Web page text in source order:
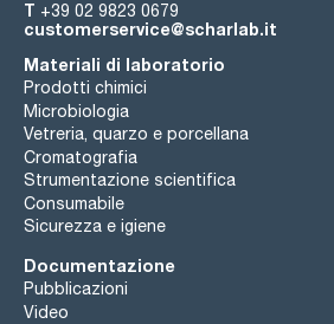
T +39 02 9823 0679
customerservice@scharlab.it
Materiali di laboratorio
Prodotti chimici
Microbiologia
Vetreria, quarzo e porcellana
Cromatografia
Strumentazione scientifica
Consumabile
Sicurezza e igiene
Documentazione
Pubblicazioni
Video